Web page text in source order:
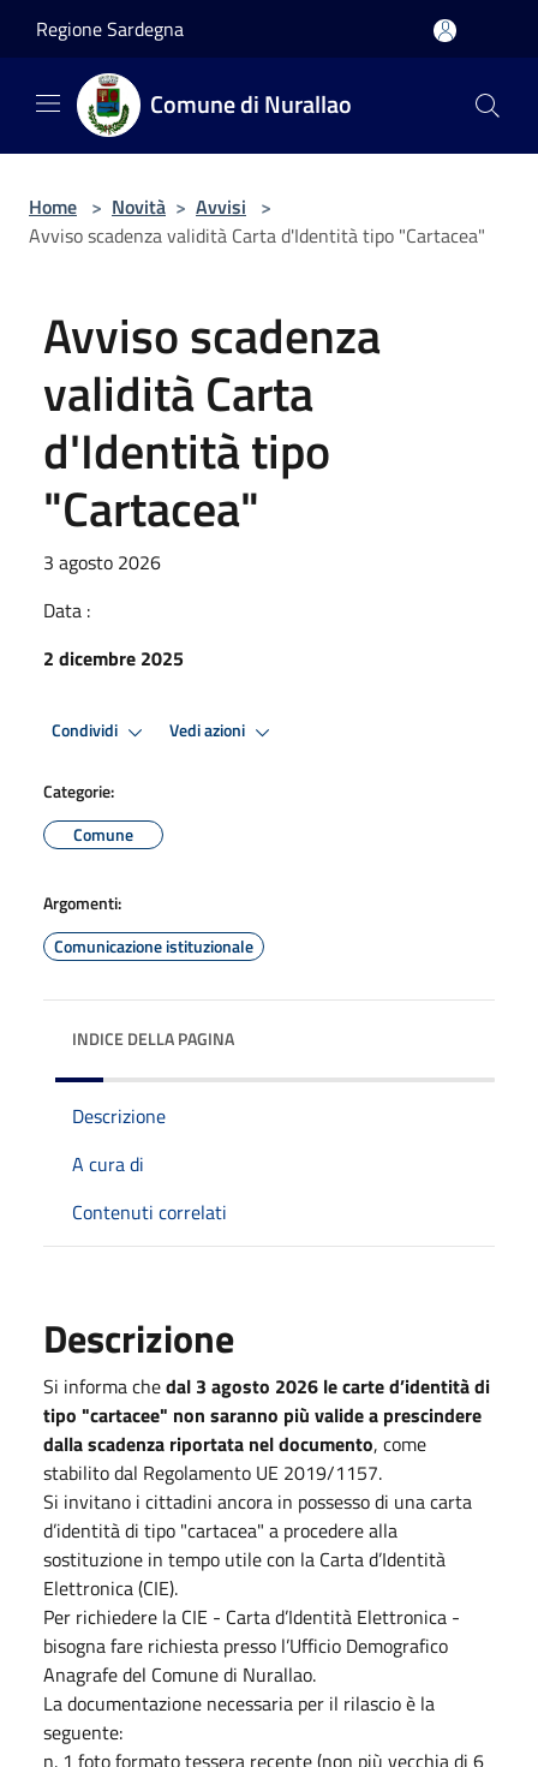
Regione Sardegna
Comune di Nurallao
Home > Novità > Avvisi >
Avviso scadenza validità Carta d'Identità tipo "Cartacea"
Avviso scadenza
validità Carta
d'Identità tipo
"Cartacea"
3 agosto 2026
Data :
2 dicembre 2025
Condividi Vedi azioni
Categorie:
Comune
Argomenti:
Comunicazione istituzionale
INDICE DELLA PAGINA
Descrizione
A cura di
Contenuti correlati
Descrizione
Si informa chedal 3 agosto 2026 le carte d’identità di
tipo "cartacee" non saranno più valide a prescindere
dalla scadenza riportata nel documento, come
stabilito dal Regolamento UE 2019/1157.
Si invitano i cittadini ancora in possesso di una carta
d’identità di tipo "cartacea" a procedere alla
sostituzione in tempo utile con la Carta d’Identità
Elettronica (CIE).
Per richiedere la CIE - Carta d’Identità Elettronica -
bisogna fare richiesta presso l’Ufficio Demografico
Anagrafe del Comune di Nurallao.
La documentazione necessaria per il rilascio è la
seguente:
n. 1 foto formato tessera recente (non più vecchia di 6